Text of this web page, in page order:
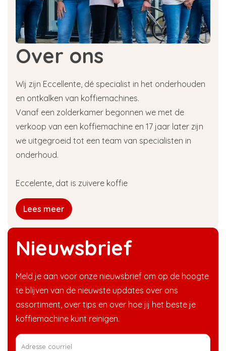
Nieuwsbrief
Meld je aan voor onze nieuwsbrief om op de hoogte
te blijven van de nieuwste updates over ons
assortiment, over tips en over hoe jij het beste je
koffiemachine kunt reinigen.
Over ons
Wij zijn Eccellente, dé specialist in het onderhouden
en ontkalken van koffiemachines.
Vanaf een zolderkamer begonnen we met de
verkoop van een koffiemachine en 17 jaar later zijn
we uitgegroeid tot een team van specialisten in
onderhoud.
Eccelente, dat is zuivere koffie
Lees meer